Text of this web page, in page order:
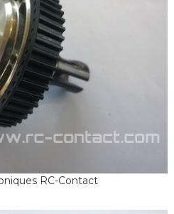
RC-Contact